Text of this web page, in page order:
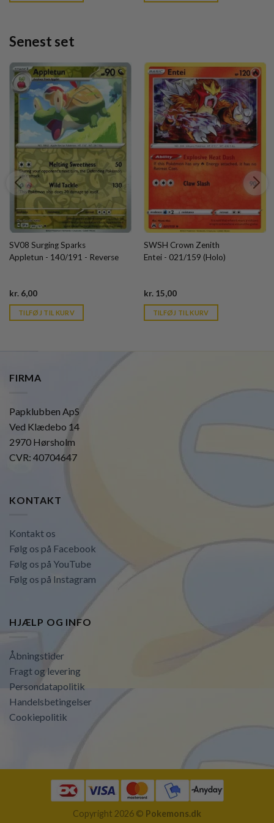
Senest set
SV08 Surging Sparks
Appletun - 140/191 - Reverse
kr. 6,00Current
is:
kr. 39,95.
TILFØJ TIL KURV
SWSH Crown Zenith
Entei - 021/159 (Holo)
kr.15,00Current
is:
kr. 39,95.
TILFØJ TIL KURV
FIRMA
Papklubben ApS
Ved Klædebo 14
2970 Hørsholm
CVR: 40704647
KONTAKT
Kontakt os
Følg os på Facebook
Følg os på YouTube
Følg os på Instagram
HJÆLP OG INFO
Åbningstider
Fragt og levering
Persondatapolitik
Handelsbetingelser
Cookiepolitik
Copyright 2026 © Pokemons.dk